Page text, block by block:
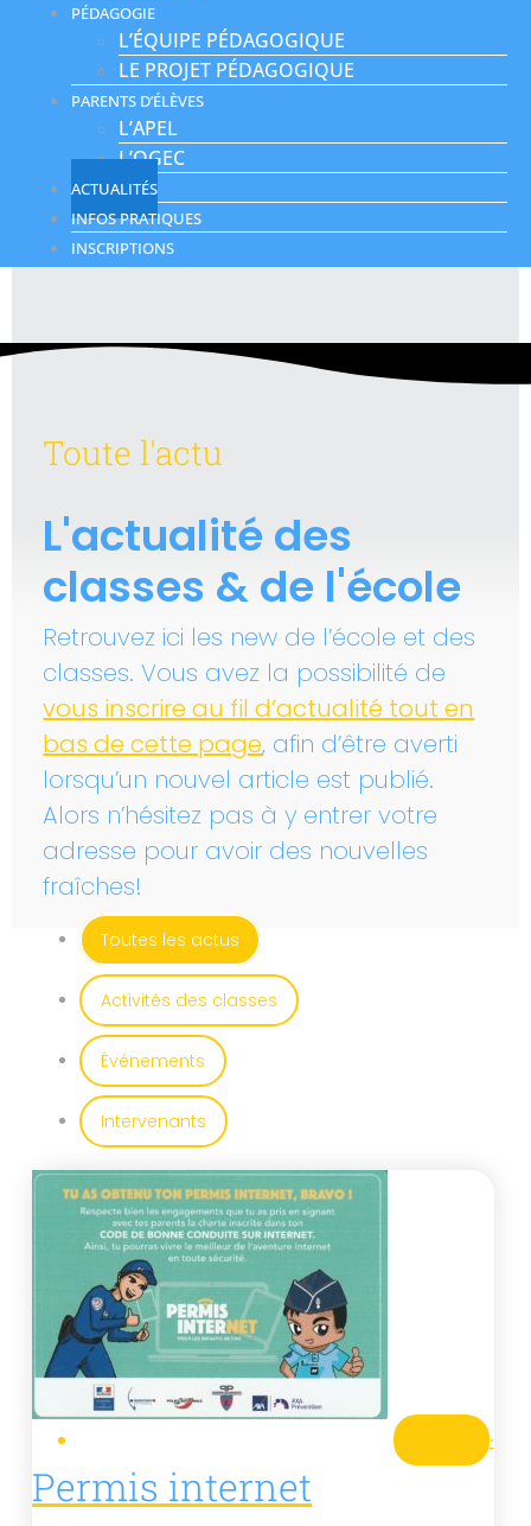
PÉDAGOGIE
L’ÉQUIPE PÉDAGOGIQUE
LE PROJET PÉDAGOGIQUE
PARENTS D’ÉLÈVES
L’APEL
L’OGEC
ACTUALITÉS
INFOS PRATIQUES
INSCRIPTIONS
Toute l'actu
L'actualité des
classes & de l'école
Retrouvez ici les new de l’école et des
classes. Vous avez la possibilité de
vous inscrire au fil d’actualité tout en
bas de cette page, afin d’être averti
lorsqu’un nouvel article est publié.
Alors n’hésitez pas à y entrer votre
adresse pour avoir des nouvelles
fraîches!
Toutes les actus
Activités des classes
Événements
Intervenants
·
Permis internet